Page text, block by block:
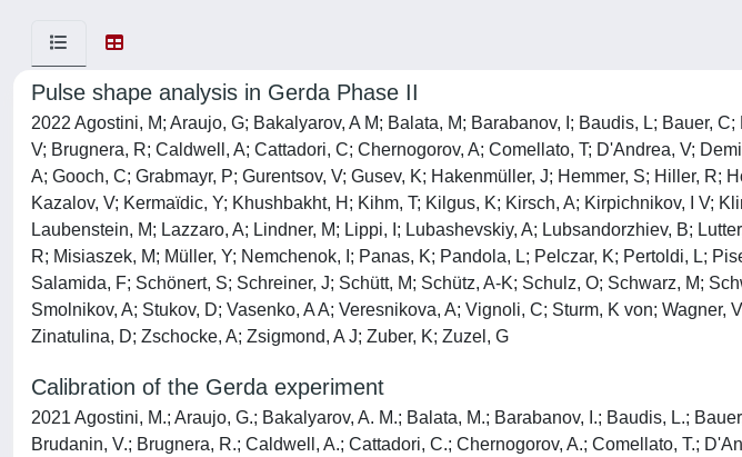
Pulse shape analysis in Gerda Phase II
2022 Agostini, M; Araujo, G; Bakalyarov, A M; Balata, M; Barabanov, I; Baudis, L; Bauer,
V; Brugnera, R; Caldwell, A; Cattadori, C; Chernogorov, A; Comellato, T; D'Andrea, V;
A; Gooch, C; Grabmayr, P; Gurentsov, V; Gusev, K; Hakenmüller, J; Hemmer, S; Hiller,
Kazalov, V; Kermaïdic, Y; Khushbakht, H; Kihm, T; Kilgus, K; Kirsch, A; Kirpichnikov, I V;
Laubenstein, M; Lazzaro, A; Lindner, M; Lippi, I; Lubashevskiy, A; Lubsandorzhiev, B;
R; Misiaszek, M; Müller, Y; Nemchenok, I; Panas, K; Pandola, L; Pelczar, K; Pertoldi, L;
Salamida, F; Schönert, S; Schreiner, J; Schütt, M; Schütz, A-K; Schulz, O; Schwarz, M;
Smolnikov, A; Stukov, D; Vasenko, A A; Veresnikova, A; Vignoli, C; Sturm, K von;
Zinatulina, D; Zschocke, A; Zsigmond, A J; Zuber, K; Zuzel, G
Calibration of the Gerda experiment
2021 Agostini, M.; Araujo, G.; Bakalyarov, A. M.; Balata, M.; Barabanov, I.; Baudis, L.;
Brudanin, V.; Brugnera, R.; Caldwell, A.; Cattadori, C.; Chernogorov, A.; Comellato, T.;